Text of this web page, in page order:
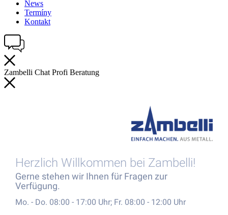
News
Termíny
Kontakt
Zambelli Chat Profi Beratung